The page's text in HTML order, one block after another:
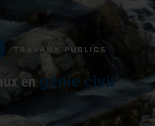
TRAVAUX PUBLICS
en génie civil